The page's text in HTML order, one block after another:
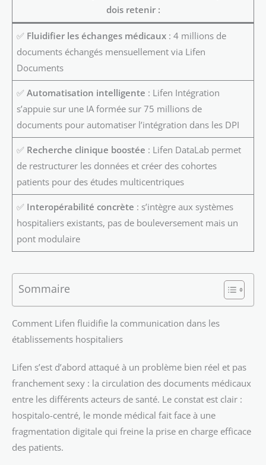
dois retenir :
✅ Fluidifier les échanges médicaux : 4 millions de
documents échangés mensuellement via Lifen
Documents
✅Automatisation intelligente : Lifen Intégration
s’appuie sur une IA formée sur 75 millions de
documents pour automatiser l’intégration dans les DPI
✅ Recherche clinique boostée : Lifen DataLab permet
de restructurer les données et créer des cohortes
patients pour des études multicentriques
✅ Interopérabilité concrète : s’intègre aux systèmes
hospitaliers existants, pas de bouleversement mais un
pont modulaire
Sommaire
Comment Lifen fluidifie la communication dans les
établissements hospitaliers
Lifen s’est d’abord attaqué à un problème bien réel et pas
franchement sexy : la circulation des documents médicaux
entre les différents acteurs de santé. Le constat est clair :
hospitalo-centré, le monde médical fait face à une
fragmentation digitale qui freine la prise en charge efficace
des patients.